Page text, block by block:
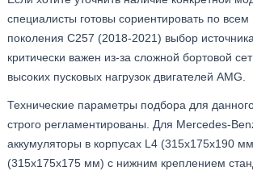
специалисты готовы сориентировать по
поколения C257 (2018-2021) выбор
критически важен из-за сложной бортовой
высоких пусковых нагрузок двигателей AMG.
Технические параметры подбора для
строго регламентированы. Для Mercedes-
аккумуляторы в корпусах L4 (315x175x190
(315x175x175 мм) с нижним креплением